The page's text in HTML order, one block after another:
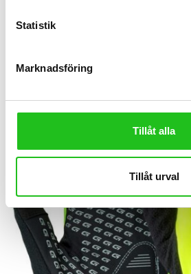
Statistik
Marknadsföring
Tillåt alla
Tillåt urval
Peal Izumi Elite Gel handskar